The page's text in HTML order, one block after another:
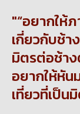
“อยากให้
เกี่ยวกับช้า
มิตรต่อช้าง
อยากให้หัน
เที่ยวที่เป็น